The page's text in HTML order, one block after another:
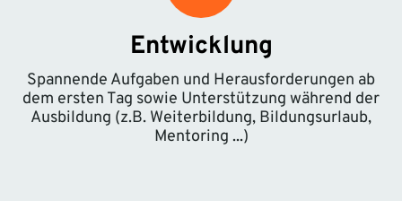
Entwicklung
Spannende Aufgaben und Herausforderungen ab
dem ersten Tag sowie Unterstützung während der
Ausbildung (z.B. Weiterbildung, Bildungsurlaub,
Mentoring ...)